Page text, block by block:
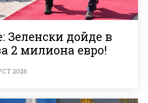
Зеленски дойде в
2 милиона евро!
2026